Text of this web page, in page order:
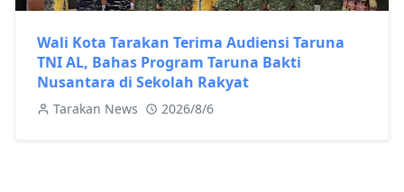
Wali Kota Tarakan Terima Audiensi Taruna
TNI AL, Bahas Program Taruna Bakti
Nusantara di Sekolah Rakyat
Tarakan News 2026/8/6